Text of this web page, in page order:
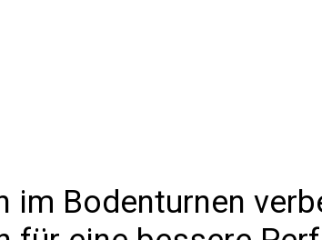
im Bodenturnen